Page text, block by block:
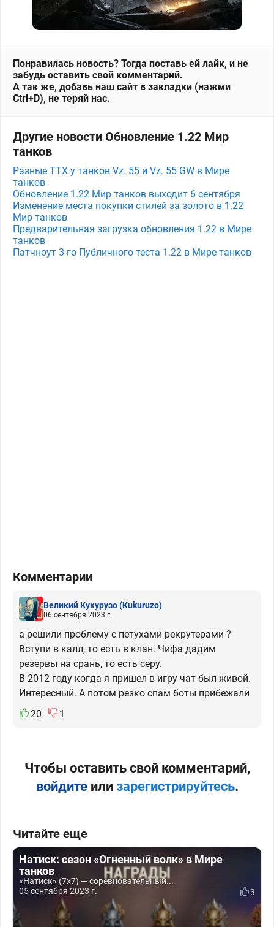
Понравилась новость? Тогда поставь ей лайк, и не
забудь оставить свой комментарий.
А так же, добавь наш сайт в закладки (нажми
Ctrl+D), не теряй нас.
Другие новости Обновление 1.22 Мир
танков
Разные ТТХ у танков Vz. 55 и Vz. 55 GW в Мире
танков
Обновление 1.22 Мир танков выходит 6 сентября
Изменение места покупки стилей за золото в 1.22
Мир танков
Предварительная загрузка обновления 1.22 в Мире
танков
Патчноут 3-го Публичного теста 1.22 в Мире танков
Комментарии
Великий Кукурузо(Kukuruzo)
06 сентября 2023 г.
а решили проблему с петухами рекрутерами ?
Вступи в калл, то есть в клан. Чифа дадим
резервы на срань, то есть серу.
В 2012 году когда я пришел в игру чат был живой.
Интересный. А потом резко спам боты прибежали
20
1
Чтобы оставить свой комментарий,
войдитеили зарегистрируйтесь.
Читайте еще
Натиск: сезон «Огненный волк» в Мире
танков
«Натиск» (7x7) — соревновательный...
05 сентября 2023 г.
3